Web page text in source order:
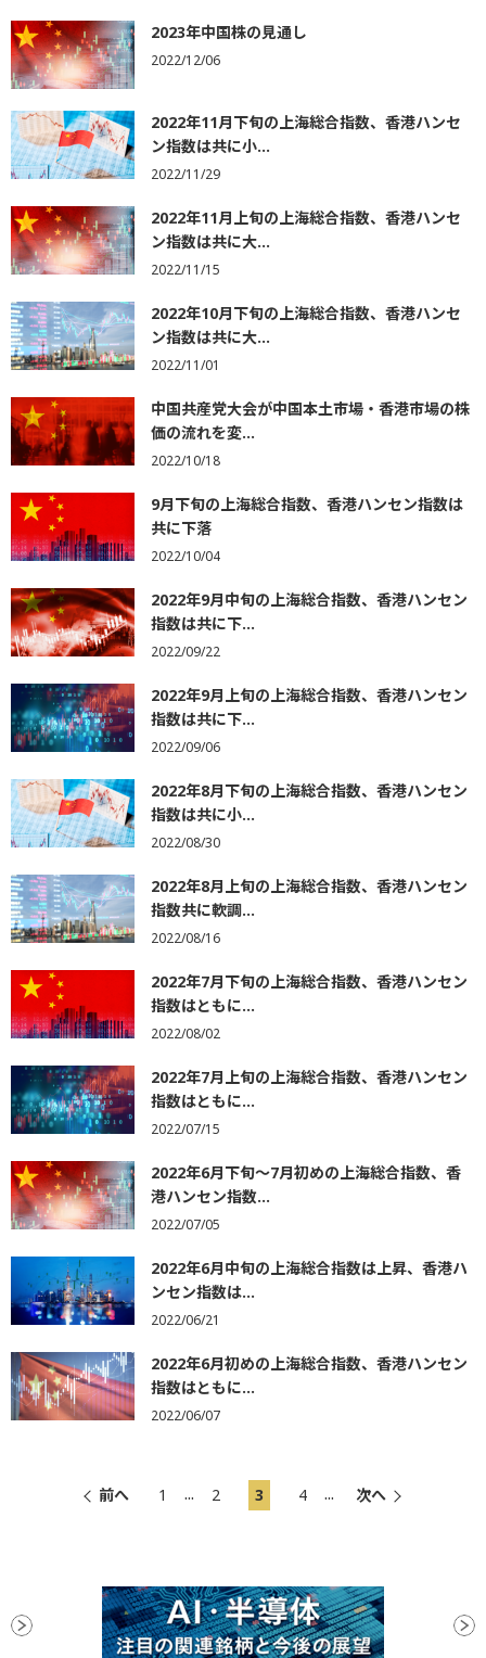
2023年中国株の見通し
2022/12/06
2022年11月下旬の上海総合指数、香港ハンセ
ン指数は共に小...
2022/11/29
2022年11月上旬の上海総合指数、香港ハンセ
ン指数は共に大...
2022/11/15
2022年10月下旬の上海総合指数、香港ハンセ
ン指数は共に大...
2022/11/01
中国共産党大会が中国本土市場・香港市場の株
価の流れを変...
2022/10/18
9月下旬の上海総合指数、香港ハンセン指数は
共に下落
2022/10/04
2022年9月中旬の上海総合指数、香港ハンセン
指数は共に下...
2022/09/22
2022年9月上旬の上海総合指数、香港ハンセン
指数は共に下...
2022/09/06
2022年8月下旬の上海総合指数、香港ハンセン
指数は共に小...
2022/08/30
2022年8月上旬の上海総合指数、香港ハンセン
指数共に軟調...
2022/08/16
2022年7月下旬の上海総合指数、香港ハンセン
指数はともに...
2022/08/02
2022年7月上旬の上海総合指数、香港ハンセン
指数はともに...
2022/07/15
2022年6月下旬～7月初めの上海総合指数、香
港ハンセン指数...
2022/07/05
2022年6月中旬の上海総合指数は上昇、香港ハ
ンセン指数は...
2022/06/21
2022年6月初めの上海総合指数、香港ハンセン
指数はともに...
2022/06/07
前へ 1 ... 2 3 4 ... 次へ